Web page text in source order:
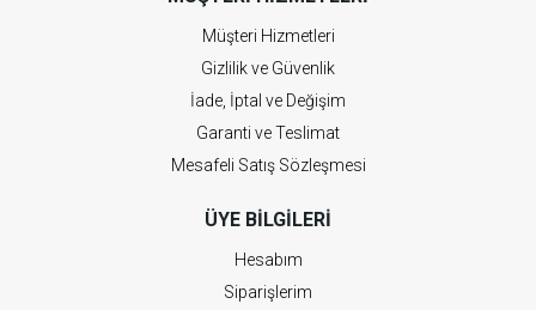
Müşteri Hizmetleri
Gizlilik ve Güvenlik
İade, İptal ve Değişim
Garanti ve Teslimat
Mesafeli Satış Sözleşmesi
ÜYE BILGILERI
Hesabım
Siparişlerim